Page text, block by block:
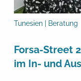
Tunesien | Beratung
Forsa-Street
im In- und